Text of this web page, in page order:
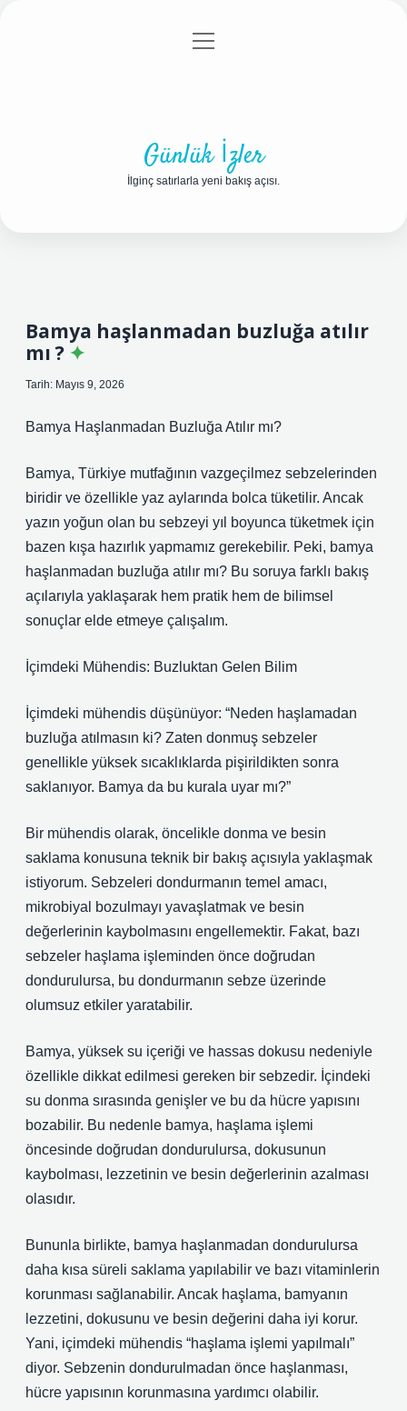
Gizlilik Politikası
menüyü
Günlük İzler
İlginç satırlarla yeni bakış açısı.
Bamya haşlanmadan buzluğa atılır
mı ?
Tarih: Mayıs 9, 2026
Bamya Haşlanmadan Buzluğa Atılır mı?
Bamya, Türkiye mutfağının vazgeçilmez sebzelerinden
biridir ve özellikle yaz aylarında bolca tüketilir. Ancak
yazın yoğun olan bu sebzeyi yıl boyunca tüketmek için
bazen kışa hazırlık yapmamız gerekebilir. Peki, bamya
haşlanmadan buzluğa atılır mı? Bu soruya farklı bakış
açılarıyla yaklaşarak hem pratik hem de bilimsel
sonuçlar elde etmeye çalışalım.
İçimdeki Mühendis: Buzluktan Gelen Bilim
İçimdeki mühendis düşünüyor: “Neden haşlamadan
buzluğa atılmasın ki? Zaten donmuş sebzeler
genellikle yüksek sıcaklıklarda pişirildikten sonra
saklanıyor. Bamya da bu kurala uyar mı?”
Bir mühendis olarak, öncelikle donma ve besin
saklama konusuna teknik bir bakış açısıyla yaklaşmak
istiyorum. Sebzeleri dondurmanın temel amacı,
mikrobiyal bozulmayı yavaşlatmak ve besin
değerlerinin kaybolmasını engellemektir. Fakat, bazı
sebzeler haşlama işleminden önce doğrudan
dondurulursa, bu dondurmanın sebze üzerinde
olumsuz etkiler yaratabilir.
Bamya, yüksek su içeriği ve hassas dokusu nedeniyle
özellikle dikkat edilmesi gereken bir sebzedir. İçindeki
su donma sırasında genişler ve bu da hücre yapısını
bozabilir. Bu nedenle bamya, haşlama işlemi
öncesinde doğrudan dondurulursa, dokusunun
kaybolması, lezzetinin ve besin değerlerinin azalması
olasıdır.
Bununla birlikte, bamya haşlanmadan dondurulursa
daha kısa süreli saklama yapılabilir ve bazı vitaminlerin
korunması sağlanabilir. Ancak haşlama, bamyanın
lezzetini, dokusunu ve besin değerini daha iyi korur.
Yani, içimdeki mühendis “haşlama işlemi yapılmalı”
diyor. Sebzenin dondurulmadan önce haşlanması,
hücre yapısının korunmasına yardımcı olabilir.